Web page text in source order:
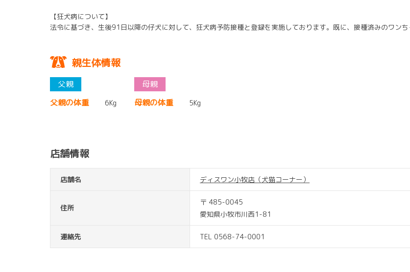
【狂犬病について】
法令に基づき、生後91日以降の仔犬に対して、狂犬病予防接種と登録を実施しております。既に、接種済みのワン
親生体情報
父親の体重 6Kg 母親の体重 5Kg
店舗情報
店舗名 ディスワン小牧店（犬猫コーナー）
住所
〒 485-0045
愛知県小牧市川西1-81
連絡先 TEL 0568-74-0001